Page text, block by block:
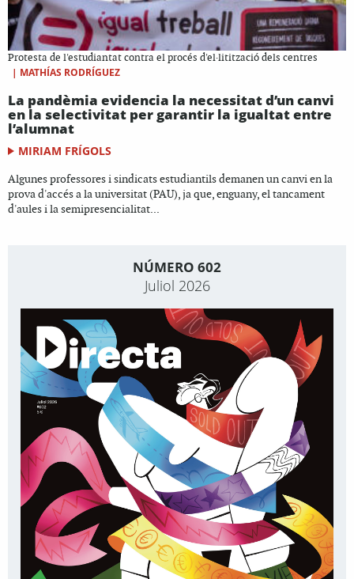
Protesta de l'estudiantat contra el procés d'el·litització dels centres
| MATHÍAS RODRÍGUEZ
La pandèmia evidencia la necessitat d’un canvi
en la selectivitat per garantir la igualtat entre
l’alumnat
MIRIAM FRÍGOLS
Algunes professores i sindicats estudiantils demanen un canvi en la
prova d'accés a la universitat (PAU), ja que, enguany, el tancament
d'aules i la semipresencialitat...
NÚMERO 602
Juliol 2026